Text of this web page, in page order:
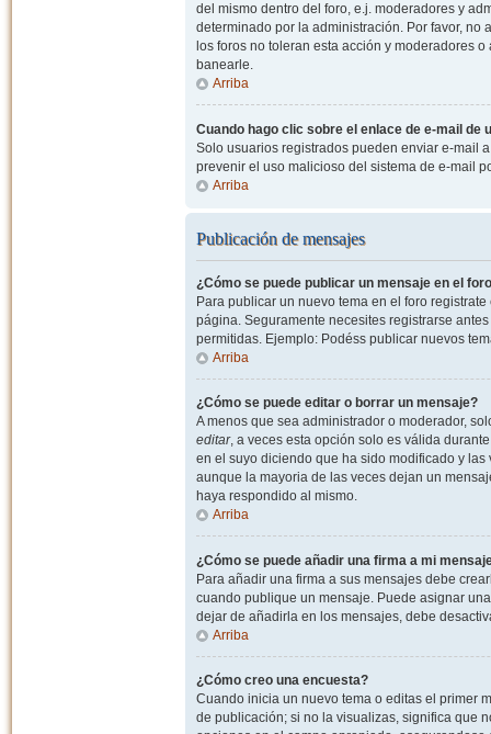
del mismo dentro del foro, e.j. moderadores y
determinado por la administración. Por favor,
los foros no toleran esta acción y moderadores
banearle.
Arriba
Cuando hago clic sobre el enlace de e-mail de
Solo usuarios registrados pueden enviar e-mail
prevenir el uso malicioso del sistema de e-mail
Arriba
Publicación de mensajes
¿Cómo se puede publicar un mensaje en el
Para publicar un nuevo tema en el foro
página. Seguramente necesites registrarse
permitidas. Ejemplo: Podéss publicar nuevos
Arriba
¿Cómo se puede editar o borrar un mensaje?
A menos que sea administrador o moderador,
editar, a veces esta opción solo es válida
en el suyo diciendo que ha sido modificado y
aunque la mayoria de las veces dejan un
haya respondido al mismo.
Arriba
¿Cómo se puede añadir una firma a mi
Para añadir una firma a sus mensajes debe
cuando publique un mensaje. Puede asignar
dejar de añadirla en los mensajes, debe
Arriba
¿Cómo creo una encuesta?
Cuando inicia un nuevo tema o editas el primer
de publicación; si no la visualizas, significa que